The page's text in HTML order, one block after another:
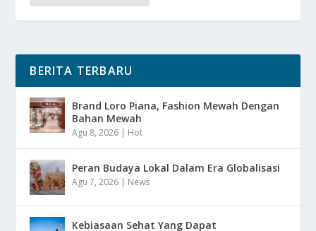
BERITA TERBARU
Brand Loro Piana, Fashion Mewah Dengan
Bahan Mewah
Agu 8, 2026 | Hot
Peran Budaya Lokal Dalam Era Globalisasi
Agu 7, 2026 | News
Kebiasaan Sehat Yang Dapat